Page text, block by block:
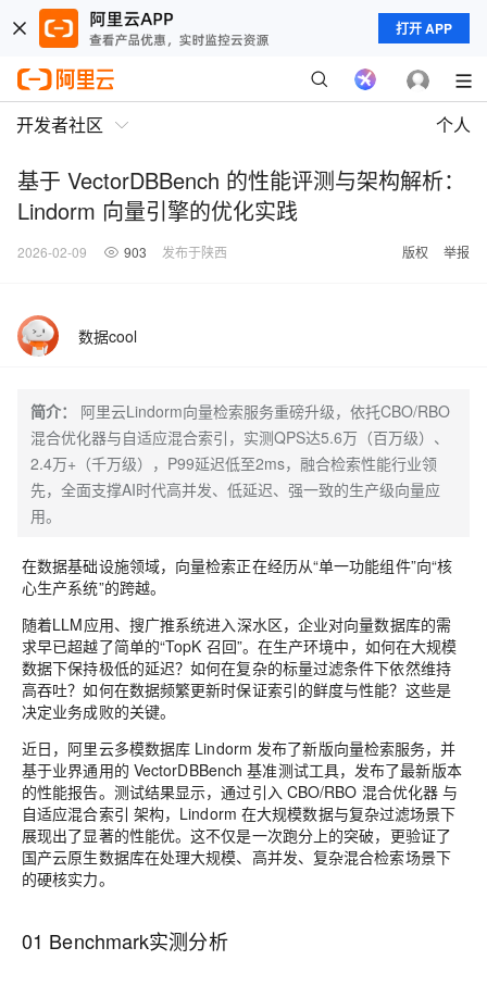
打开 APP
开发者社区 个人
基于 VectorDBBench 的性能评测与架构解析：
Lindorm 向量引擎的优化实践
2026-02-09 903 发布于陕西 版权 举报
数据cool
简介：
阿里云Lindorm向量检索服务重磅升级，依托CBO/RBO
混合优化器与自适应混合索引，实测QPS达5.6万（百万级）、
2.4万+（千万级），P99延迟低至2ms，融合检索性能行业领
先，全面支撑AI时代高并发、低延迟、强一致的生产级向量应
用。
在数据基础设施领域，向量检索正在经历从“单一功能组件”向“核
心生产系统”的跨越。
随着LLM应用、搜广推系统进入深水区，企业对向量数据库的需
求早已超越了简单的“TopK 召回”。在生产环境中，如何在大规模
数据下保持极低的延迟？如何在复杂的标量过滤条件下依然维持
高吞吐？如何在数据频繁更新时保证索引的鲜度与性能？这些是
决定业务成败的关键。
近日， 阿里云多模数据库 Lindorm 发布了新版向量检索服务，并
基于业界通用的 VectorDBBench 基准测试工具，发布了最新版本
的性能报告。测试结果显示，通过引入 CBO/RBO 混合优化器 与
自适应混合索引 架构，Lindorm 在大规模数据与复杂过滤场景下
展现出了显著的性能优。这不仅是一次跑分上的突破，更验证了
国产云原生数据库在处理大规模、高并发、复杂混合检索场景下
的硬核实力。
01 Benchmark实测分析